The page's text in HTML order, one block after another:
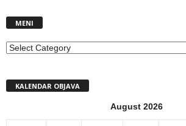
MENI
MENI
KALENDAR OBJAVA
August 2026